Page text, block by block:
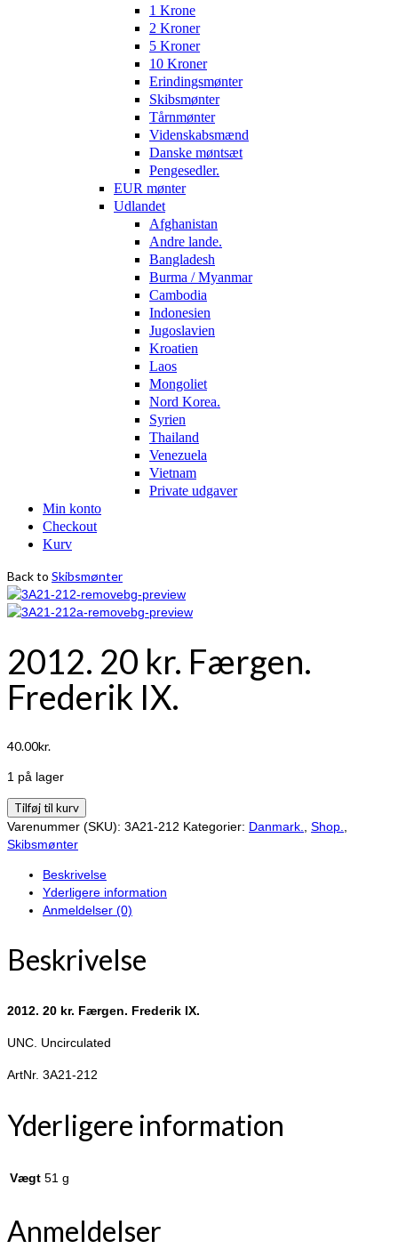
1 Krone
2 Kroner
5 Kroner
10 Kroner
Erindingsmønter
Skibsmønter
Tårnmønter
Videnskabsmænd
Danske møntsæt
Pengesedler.
EUR mønter
Udlandet
Afghanistan
Andre lande.
Bangladesh
Burma / Myanmar
Cambodia
Indonesien
Jugoslavien
Kroatien
Laos
Mongoliet
Nord Korea.
Syrien
Thailand
Venezuela
Vietnam
Private udgaver
Min konto
Checkout
Kurv
Back to Skibsmønter
2012. 20 kr. Færgen.
Frederik IX.
40.00kr.
1 på lager
2012.
20
kr.
Frederik
antal
Tilføj til kurv
Varenummer (SKU): 3A21-212 Kategorier: Danmark. Shop.
Skibsmønter
Beskrivelse
Yderligere information
Anmeldelser (0)
Beskrivelse
2012. 20 kr. Færgen. Frederik IX.
UNC. Uncirculated
ArtNr. 3A21-212
Yderligere information
Vægt 51 g
Anmeldelser